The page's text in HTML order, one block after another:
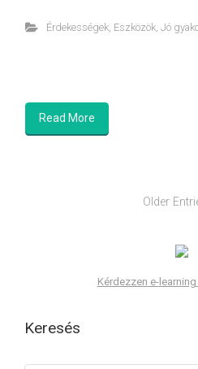
Érdekességek, Eszközök, Jó
Read More
Older
Kérdezzen e-
Keresés